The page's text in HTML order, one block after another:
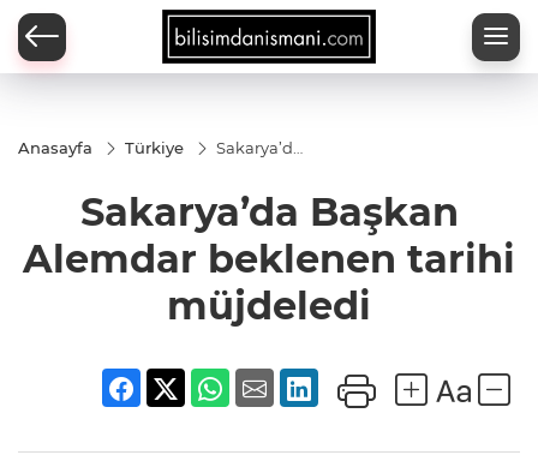
Anasayfa Türkiye
Sakarya’da
beklenen
tarihi
müjdeledi
Sakarya’da Başkan
Alemdar beklenen tarihi
müjdeledi